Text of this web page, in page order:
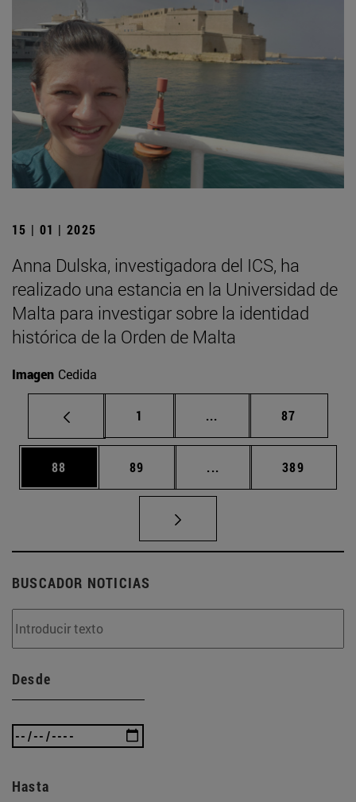
15 | 01 | 2025
Anna Dulska, investigadora del ICS, ha
realizado una estancia en la Universidad de
Malta para investigar sobre la identidad
histórica de la Orden de Malta
Imagen Cedida
Página
1 ... Páginas intermedias
Página
87
Página
88 Página
89 ... Páginas intermedias
Página
389
BUSCADOR NOTICIAS
Desde
Hasta